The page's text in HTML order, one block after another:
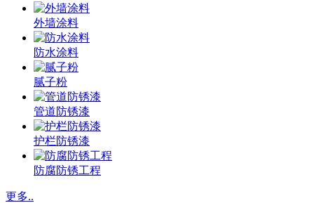
外墙涂料
防水涂料
腻子粉
管道防锈漆
护栏防锈漆
防腐防锈工程
更多..